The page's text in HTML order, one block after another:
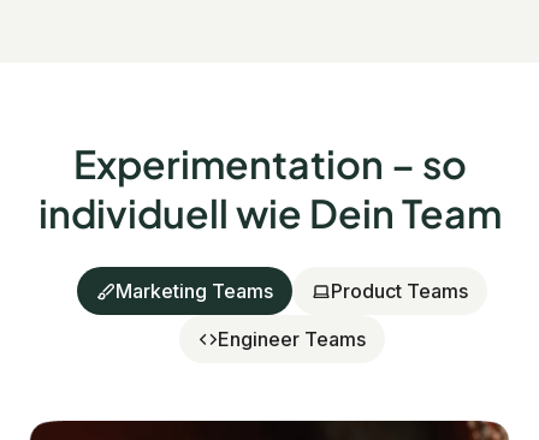
Experimentation – so
individuell wie Dein Team
Marketing Teams
Product Teams
Engineer Teams